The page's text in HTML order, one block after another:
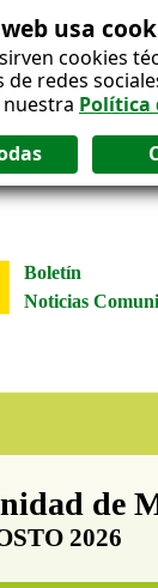
usa
cookies
redes
Política
Boletín
Noticias
de
2026